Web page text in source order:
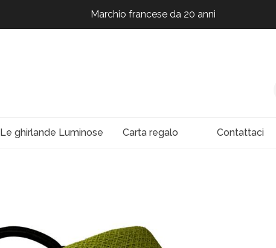
Marchio francese da 20 anni
Marchio francese da 20 anni
Le ghirlande Luminose Carta regalo Contattaci